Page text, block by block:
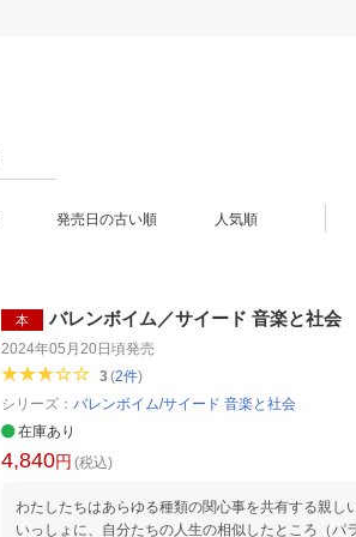
発売日の古い順 人気順
本 バレンボイム／サイード 音楽と社会
2024年05月20日頃発売
3(2件)
シリーズ： バレンボイム/サイード 音楽と社会
在庫あり
4,840円 (税込)
わたしたちはあらゆる種類の関心事を共有する親し
いっしょに、自分たちの人生の相似したところ（パ